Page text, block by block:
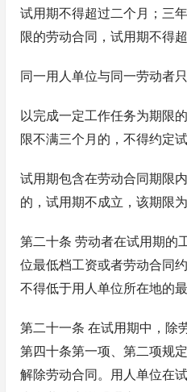
试用期不得超过二个月；三
限的劳动合同，试用期不得超
同一用人单位与同一劳动者
以完成一定工作任务为期限
限不满三个月的，不得约定试
试用期包含在劳动合同期限
的，试用期不成立，该期限
第二十条 劳动者在试用期的
位最低档工资或者劳动合同
不得低于用人单位所在地的最
第二十一条 在试用期中，除
第四十条第一项、第二项规
解除劳动合同。用人单位在